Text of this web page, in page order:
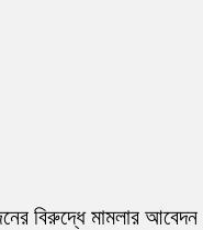
বিরুদ্ধে মামলার আবেদন